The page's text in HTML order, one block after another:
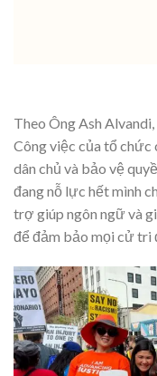
Theo Ông Ash
Công việc của tổ chức
dân chủ và bảo vệ
đang nỗ lực hết mình
trợ giúp ngôn ngữ và
để đảm bảo mọi cử tri